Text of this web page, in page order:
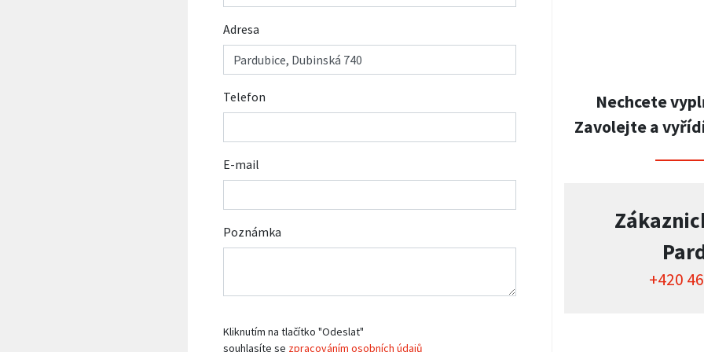
Adresa
Telefon
E-mail
Poznámka
Kliknutím na tlačítko "Odeslat"
souhlasíte se zpracováním osobních údajů
Nechcete
Zavolejte a
+420